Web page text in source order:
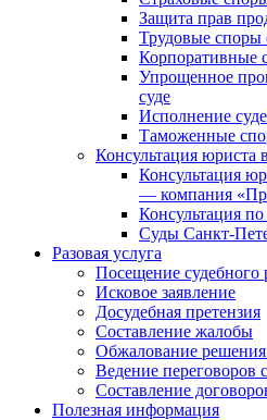
Защита прав
Трудовые споры
Корпоративные
Упрощенное
суде
Исполнение
Таможенные
Консультация юриста
Консультация
— компания
Консультация
Суды Санкт-
Разовая услуга
Посещение судебного
Исковое заявление
Досудебная претензия
Составление жалобы
Обжалование решения
Ведение переговоров
Составление
Полезная информация